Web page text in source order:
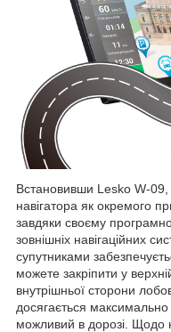
Встановивши Lesko W-
навігатора як окремого
завдяки своєму
зовнішніх навігаційних
супутниками
можете закріпити у
внутрішньої сторони
досягається
можливий в дорозі. Щодо